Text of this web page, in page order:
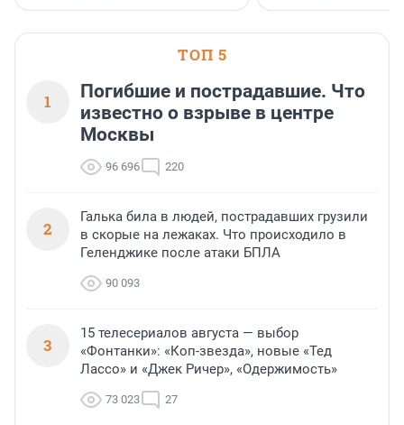
ТОП 5
1
Погибшие и пострадавшие. Что
известно о взрыве в центре
Москвы
96 696 220
2
Галька била в людей, пострадавших грузили
в скорые на лежаках. Что происходило в
Геленджике после атаки БПЛА
90 093
3
15 телесериалов августа — выбор
«Фонтанки»: «Коп-звезда», новые «Тед
Лассо» и «Джек Ричер», «Одержимость»
73 023 27